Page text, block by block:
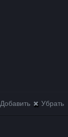
Добавить Убрать